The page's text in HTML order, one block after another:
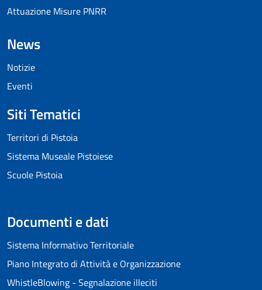
Attuazione Misure PNRR
News
Notizie
Eventi
Siti Tematici
Territori di Pistoia
Sistema Museale Pistoiese
Scuole Pistoia
Documenti e dati
Sistema Informativo Territoriale
Piano Integrato di Attività e Organizzazione
WhistleBlowing - Segnalazione illeciti